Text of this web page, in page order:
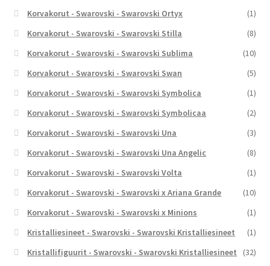
Korvakorut - Swarovski - Swarovski Ortyx
(1)
Korvakorut - Swarovski - Swarovski Stilla
(8)
Korvakorut - Swarovski - Swarovski Sublima
(10)
Korvakorut - Swarovski - Swarovski Swan
(5)
Korvakorut - Swarovski - Swarovski Symbolica
(1)
Korvakorut - Swarovski - Swarovski Symbolicaa
(2)
Korvakorut - Swarovski - Swarovski Una
(3)
Korvakorut - Swarovski - Swarovski Una Angelic
(8)
Korvakorut - Swarovski - Swarovski Volta
(1)
Korvakorut - Swarovski - Swarovski x Ariana Grande
(10)
Korvakorut - Swarovski - Swarovski x Minions
(1)
Kristalliesineet - Swarovski - Swarovski Kristalliesineet
(1)
Kristallifiguurit - Swarovski - Swarovski Kristalliesineet
(32)